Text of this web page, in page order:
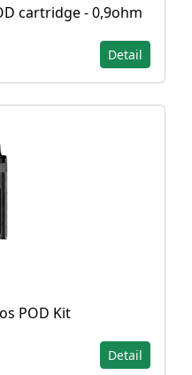
cartridge - 0,9ohm
Detail
POD Kit
Detail